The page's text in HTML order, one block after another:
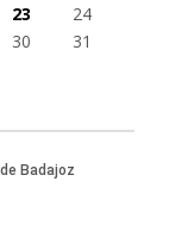
23
24
30
31